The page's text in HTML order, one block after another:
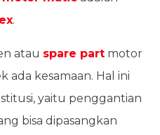
.
atau spare part motor
ada kesamaan. Hal ini
yaitu penggantian
bisa dipasangkan